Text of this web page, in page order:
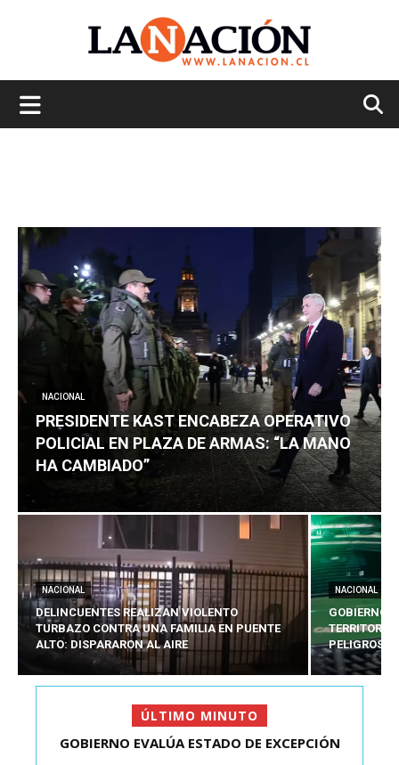
NACIONAL
PRESIDENTE KAST ENCABEZA OPERATIVO
POLICIAL EN PLAZA DE ARMAS: “LA MANO
HA CAMBIADO”
NACIONAL
DELINCUENTES REALIZAN VIOLENTO
TURBAZO CONTRA UNA FAMILIA EN PUENTE
ALTO: DISPARARON AL AIRE
NACIONAL
GOBIERNO
PELIGROSOS
ÚLTIMO MINUTO
PRESIDENTE KAST ENCABEZA OPERATIVO
GOBIERNO EVALÚA ESTADO DE EXCEPCIÓN